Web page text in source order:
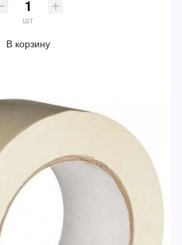
шт
В корзину